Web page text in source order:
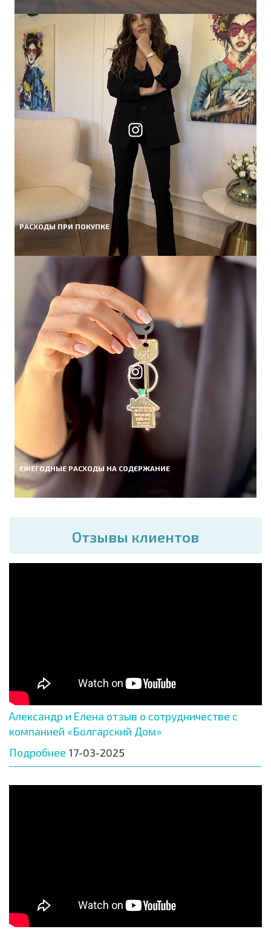
РАСХОДЫ ПРИ ПОКУПКЕ
ЕЖЕГОДНЫЕ РАСХОДЫ НА СОДЕРЖАНИЕ
Отзывы клиентов
Александр и Елена отзыв о сотрудничестве с
компанией «Болгарский Дом»
Подробнее 17-03-2025